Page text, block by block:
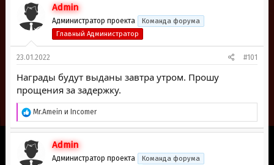
м
а
ч
а
л
а
Admin
Администратор проекта
Команда форума
Главный Администратор
23.01.2022 #101
Награды будут выданы завтра утром. Прошу
прощения за задержку.
Р
е
а
к
ц
и
Mr.Amein и Inсоmer
Admin
Администратор проекта
Команда форума